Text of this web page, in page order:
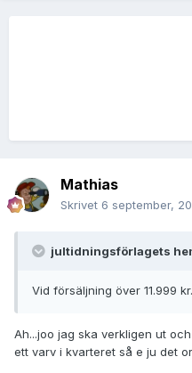
Mathias
Skrivet 6 september,
jultidningsförlagets
Vid försäljning över 11.999 kr.
Ah...joo jag ska verkligen ut
ett varv i kvarteret så e ju det